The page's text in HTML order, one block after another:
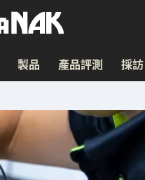
製品 產品評測 採訪